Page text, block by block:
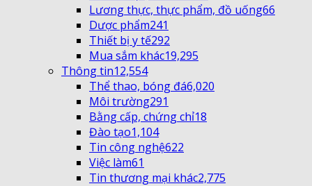
Lương thực, thực phẩm, đồ uống66
Dược phẩm241
Thiết bị y tế292
Mua sắm khác19,295
Thông tin12,554
Thể thao, bóng đá6,020
Môi trường291
Bằng cấp, chứng chỉ18
Đào tạo1,104
Tin công nghệ622
Việc làm61
Tin thương mại khác2,775